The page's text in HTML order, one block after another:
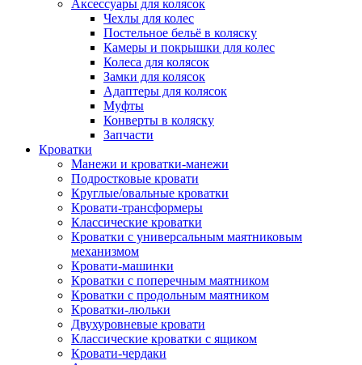
Аксессуары для колясок
Чехлы для колес
Постельное бельё в коляску
Камеры и покрышки для колес
Колеса для колясок
Замки для колясок
Адаптеры для колясок
Муфты
Конверты в коляску
Запчасти
Кроватки
Манежи и кроватки-манежи
Подростковые кровати
Круглые/овальные кроватки
Кровати-трансформеры
Классические кроватки
Кроватки с универсальным маятниковым
механизмом
Кровати-машинки
Кроватки с поперечным маятником
Кроватки с продольным маятником
Кроватки-люльки
Двухуровневые кровати
Классические кроватки с ящиком
Кровати-чердаки